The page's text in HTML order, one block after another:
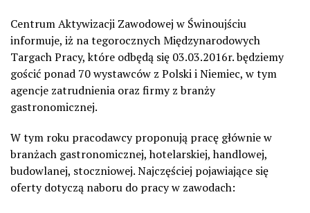
Centrum Aktywizacji Zawodowej w Świnoujściu
informuje, iż na tegorocznych Międzynarodowych
Targach Pracy, które odbędą się 03.03.2016r. będziemy
gościć ponad 70 wystawców z Polski i Niemiec, w tym
agencje zatrudnienia oraz firmy z branży
gastronomicznej.
W tym roku pracodawcy proponują pracę głównie w
branżach gastronomicznej, hotelarskiej, handlowej,
budowlanej, stoczniowej. Najczęściej pojawiające się
oferty dotyczą naboru do pracy w zawodach: